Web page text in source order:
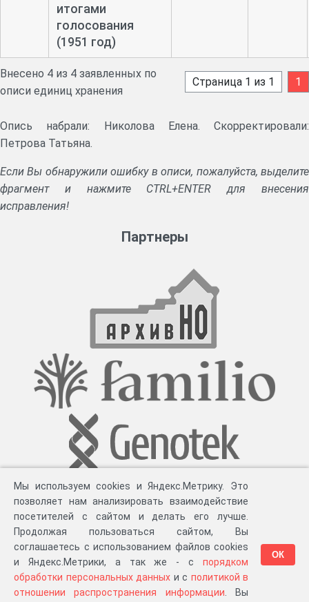
итогами
голосования
(1951 год)
Внесено 4 из 4 заявленных по
описи единиц хранения
Страница 1 из 1 1
Опись набрали: Николова Елена. Скорректировали:
Петрова Татьяна.
Если Вы обнаружили ошибку в описи, пожалуйста, выделите
фрагмент и нажмите CTRL+ENTER для внесения
исправления!
Партнеры
Разработка компании «Великіе предки», 2023-2026 гг. Блог.Суть проекта
Персональные данные.Распространение информации . ЧаВО. Сборка 111.35
Мы используем cookies и Яндекс.Метрику. Это
позволяет нам анализировать взаимодействие
посетителей с сайтом и делать его лучше.
Продолжая пользоваться сайтом, Вы
соглашаетесь с использованием файлов cookies
и Яндекс.Метрики, а так же - с порядком
обработки персональных данных и с политикой в
отношении распространения информации . Вы
ОК